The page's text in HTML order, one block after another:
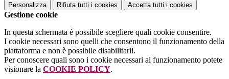
Personalizza Rifiuta tutti i cookies Accetta tutti i cookies
Gestione cookie
In questa schermata è possibile scegliere quali cookie consentire.
I cookie necessari sono quelli che consentono il funzionamento della
piattaforma e non è possibile disabilitarli.
Per conoscere quali sono i cookie necessari al funzionamento potete
visionare la COOKIE POLICY.